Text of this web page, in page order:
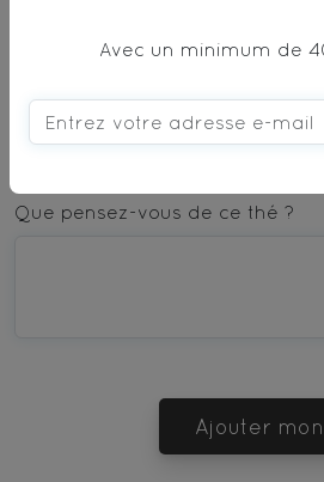
AJOUTER
star
—
stars
—
starsstarsstars
Que pensez-vous de ce thé ?
Avec un minimum de